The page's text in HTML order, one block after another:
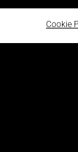
Cookie